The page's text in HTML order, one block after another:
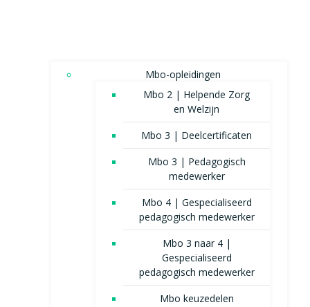
Mbo-opleidingen
Mbo 2 | Helpende Zorg
en Welzijn
Mbo 3 | Deelcertificaten
Mbo 3 | Pedagogisch
medewerker
Mbo 4 | Gespecialiseerd
pedagogisch medewerker
Mbo 3 naar 4 |
Gespecialiseerd
pedagogisch medewerker
Mbo keuzedelen